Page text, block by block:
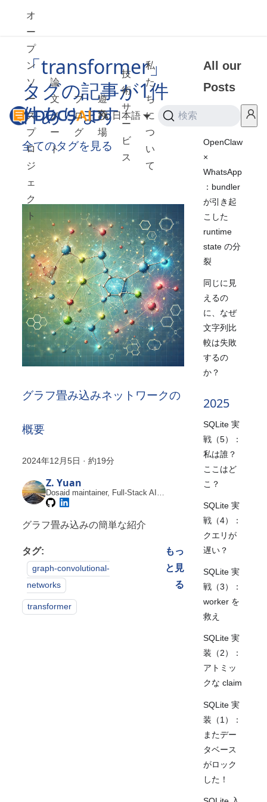
オ
ー
プ
ン
ソ
ー
ス
プ
ロ
ジ
ェ
ク
ト
論
文
ノ
ー
ト
ブ
ロ
グ
遊
び
場
技
術
サ
ー
ビ
ス
私
た
ち
に
つ
い
て
日本語 検索
「transformer」
タグの記事が1件
件あります
全てのタグを見る
グラフ畳み込みネットワークの
概要
2024年12月5日 ·約19分
Z. Yuan
Dosaid maintainer, Full-Stack AI
Engineer
グラフ畳み込みの簡単な紹介
タグ:
graph-convolutional-
networks
transformer
もっ
と見
る
All our
Posts
OpenClaw
×
WhatsApp
：bundler
が引き起
こした
runtime
state の分
裂
同じに見
えるの
に、なぜ
文字列比
較は失敗
するの
か？
2025
SQLite 実
戦（5）：
私は誰？
ここはど
こ？
SQLite 実
戦（4）：
クエリが
遅い？
SQLite 実
戦（3）：
worker を
救え
SQLite 実
装（2）：
アトミッ
クな claim
SQLite 実
装（1）：
またデー
タベース
がロック
した！